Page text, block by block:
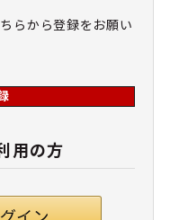
らから登録をお願い
用の方